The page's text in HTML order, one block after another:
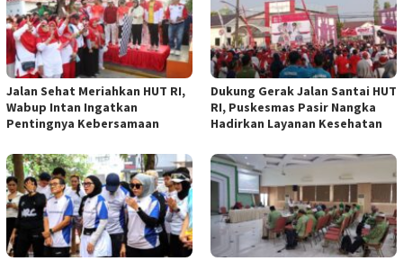
Jalan Sehat Meriahkan HUT RI,
Wabup Intan Ingatkan
Pentingnya Kebersamaan
Dukung Gerak Jalan Santai HUT
RI, Puskesmas Pasir Nangka
Hadirkan Layanan Kesehatan